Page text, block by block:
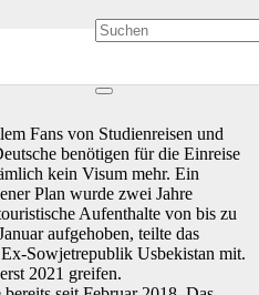
Fans von Studienreisen und
benötigen für die Einreise
kein Visum mehr. Ein
Plan wurde zwei Jahre
Aufenthalte von bis zu
aufgehoben, teilte das
Sowjetrepublik Usbekistan mit.
2021 greifen.